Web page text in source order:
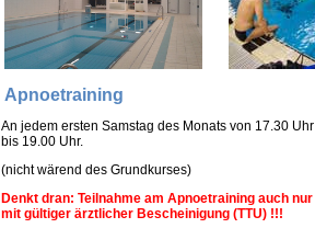
Apnoetraining
An jedem ersten Samstag des Monats von 17.30 Uhr
bis 19.00 Uhr.
(nicht wärend des Grundkurses)
Denkt dran: Teilnahme am Apnoetraining auch nur
mit gültiger ärztlicher Bescheinigung (TTU) !!!